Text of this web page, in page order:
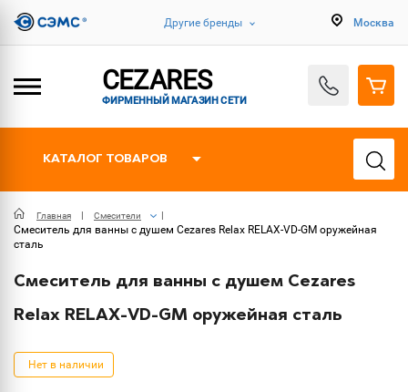
Другие бренды Москва
CEZARES
ФИРМЕННЫЙ МАГАЗИН СЕТИ
КАТАЛОГ ТОВАРОВ
Главная Смесители
Смеситель для ванны с душем Cezares Relax RELAX-VD-GM оружейная
сталь
Смеситель для ванны с душем Cezares
Relax RELAX-VD-GM оружейная сталь
Нет в наличии